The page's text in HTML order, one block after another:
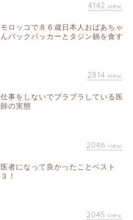
4142 view
モロッコで８６歳日本人おばあちゃ
んバックパッカーとタジン鍋を食す
2814 view
仕事をしないでブラブラしている医
師の実態
2046 view
医者になって良かったことベスト
３！
2045 view